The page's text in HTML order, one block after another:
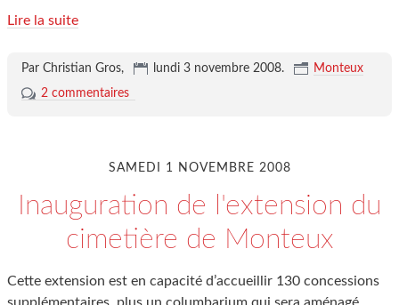
Lire la suite
Par Christian Gros, lundi 3 novembre 2008.
Monteux
2 commentaires
SAMEDI 1 NOVEMBRE 2008
Inauguration de l'extension du
cimetière de Monteux
Cette extension est en capacité d’accueillir 130 concessions